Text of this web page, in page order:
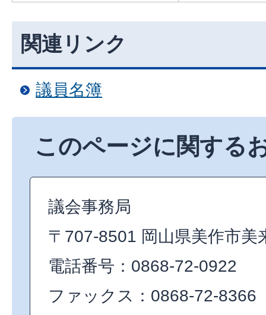
関連リンク
議員名簿
このページに関する
議会事務局
〒707-8501 岡山県美作市美
電話番号：0868-72-0922
ファックス：0868-72-8366